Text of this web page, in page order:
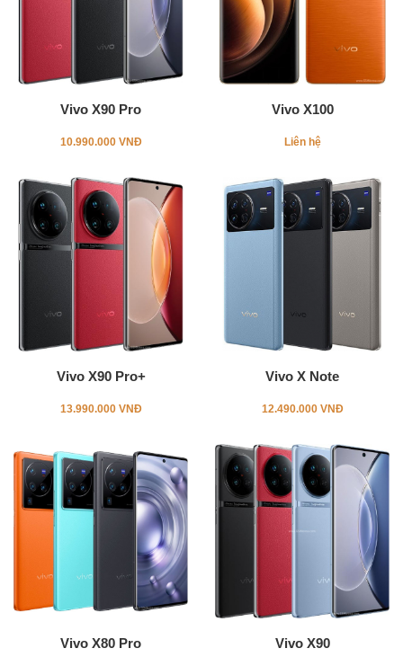
Vivo X90 Pro
10.990.000 VNĐ
Vivo X100
Liên hệ
Vivo X90 Pro+
13.990.000 VNĐ
Vivo X Note
12.490.000 VNĐ
Vivo X80 Pro Vivo X90